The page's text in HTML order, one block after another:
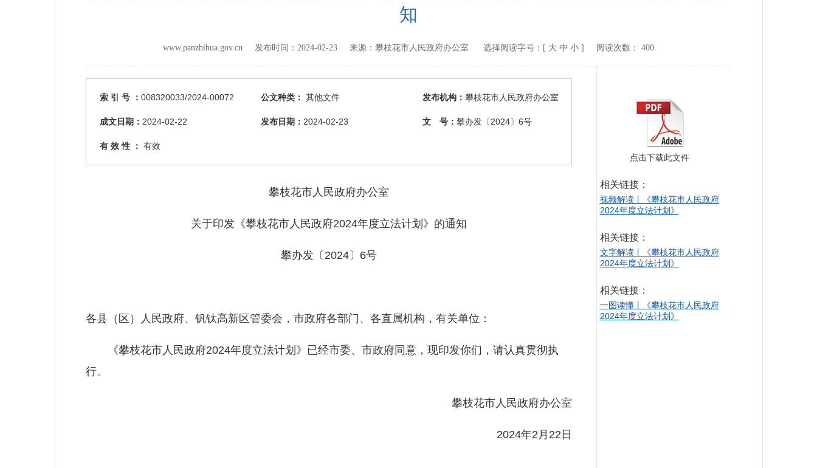
知
www.panzhihua.gov.cn 发布时间： 2024-02-23 来源： 攀枝花市人民政府办公室 选择阅读字号：[ 大 中 小 ] 阅读次数： 400
索 引 号 ： 008320033/2024-00072 公文种类： 其他文件 发布机构： 攀枝花市人民政府办公室
成文日期： 2024-02-22 发布日期： 2024-02-23 文 号： 攀办发〔2024〕6号
有 效 性 ： 有效
攀枝花市人民政府办公室
关于印发《攀枝花市人民政府2024年度立法计划》的通知
攀办发〔2024〕6号
各县（区）人民政府、钒钛高新区管委会，市政府各部门、各直属机构，有关单位：
《攀枝花市人民政府2024年度立法计划》已经市委、市政府同意，现印发你们，请认真贯彻执
行。
攀枝花市人民政府办公室
2024年2月22日
点击下载此文件
相关链接：
视频解读丨《攀枝花市人民政府
2024年度立法计划》
相关链接：
文字解读丨《攀枝花市人民政府
2024年度立法计划》
相关链接：
一图读懂丨《攀枝花市人民政府
2024年度立法计划》